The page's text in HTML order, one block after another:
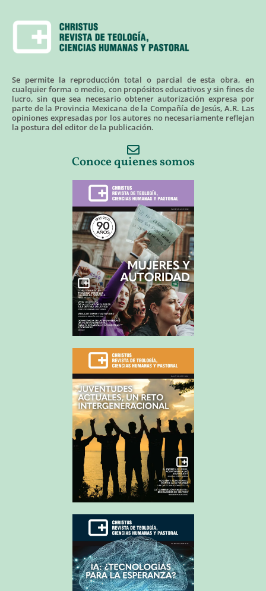
Se permite la reproducción total o parcial de esta obra, en
cualquier forma o medio, con propósitos educativos y sin fines de
lucro, sin que sea necesario obtener autorización expresa por
parte de la Provincia Mexicana de la Compañía de Jesús, A.R. Las
opiniones expresadas por los autores no necesariamente reflejan
la postura del editor de la publicación.
Conoce quienes somos